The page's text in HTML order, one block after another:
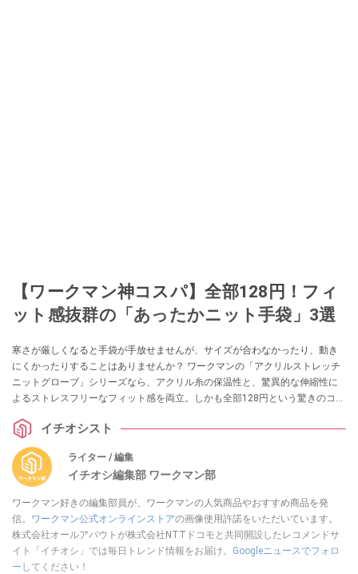
【ワークマン神コスパ】全部128円！フィ
ット感抜群の「あったかニット手袋」3選
寒さが厳しくなると手袋が手放せませんが、サイズが合わなかったり、動き
にくかったりすることはありませんか？ ワークマンの「アクリルストレッチ
ニットグローブ」シリーズなら、アクリル糸の保温性と、驚異的な伸縮性に
よるストレスフリーなフィット感を両立。しかも全部128円という驚きのコス
ご紹介します。
イチオシスト
ライター / 編集
イチオシ編集部 ワークマン部
ワークマン好きの編集部員が、ワークマンの人気商品やおすすめ商品を発
信。 ワークマン公式オンラインストアの画像使用許諾をいただいています。
株式会社オールアバウトが株式会社NTTドコモと共同開設したレコメンドサ
イト「イチオシ」では毎日トレンド情報をお届け。 Googleニュースでフォロ
ー してください！